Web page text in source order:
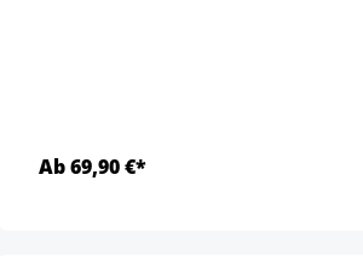
Ab 69,90 €*